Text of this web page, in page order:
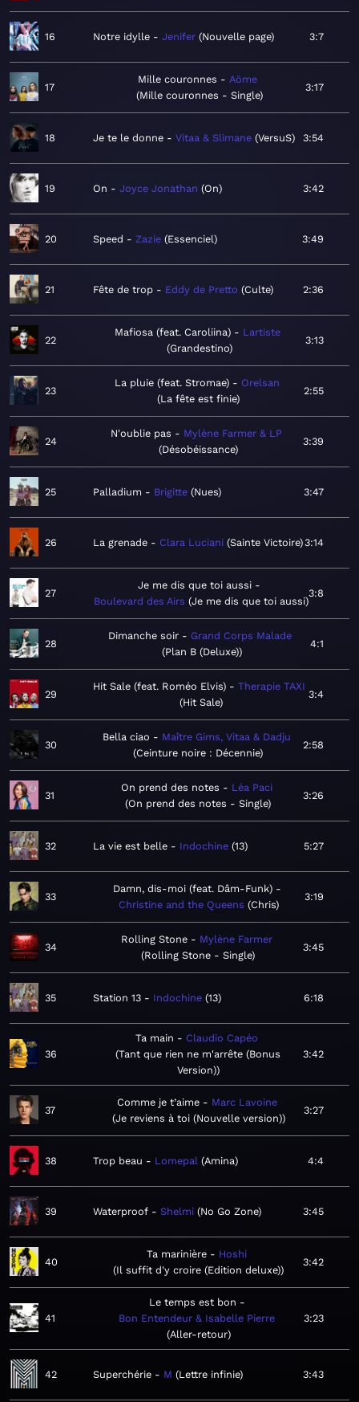
16 Notre idylle Jenifer Nouvelle page 3:7
17
Mille couronnes
Aöme
Mille couronnes - Single
3:17
18 Je te le donne Vitaa & Slimane VersuS 3:54
19 On Joyce Jonathan On 3:42
20 Speed Zazie Essenciel 3:49
21 Fête de trop Eddy de Pretto Culte 2:36
22
Mafiosa (feat. Caroliina)
Lartiste
Grandestino
3:13
23
La pluie (feat. Stromae)
Orelsan
La fête est finie
2:55
24
N'oublie pas
Mylène Farmer & LP
Désobéissance
3:39
25 Palladium Brigitte Nues 3:47
26 La grenade Clara Luciani Sainte Victoire 3:14
27
Je me dis que toi aussi
Boulevard des Airs Je me dis que toi aussi
3:8
28
Dimanche soir
Grand Corps Malade
Plan B (Deluxe)
4:1
29
Hit Sale (feat. Roméo Elvis)
Therapie TAXI
Hit Sale
3:4
30
Bella ciao
Maître Gims, Vitaa & Dadju
Ceinture noire : Décennie
2:58
31
On prend des notes
Léa Paci
On prend des notes - Single
3:26
32 La vie est belle Indochine 13 5:27
33
Damn, dis-moi (feat. Dâm-Funk)
Christine and the Queens
Chris
3:19
34
Rolling Stone
Mylène Farmer
Rolling Stone - Single
3:45
35 Station 13 Indochine 13 6:18
36
Ta main
Claudio Capéo
Tant que rien ne m'arrête (Bonus
Version)
3:42
37
Comme je t’aime
Marc Lavoine
Je reviens à toi (Nouvelle version)
3:27
38 Trop beau Lomepal Amina 4:4
39 Waterproof Shelmi No Go Zone 3:45
40
Ta marinière
Hoshi
Il suffit d'y croire (Edition deluxe)
3:42
41
Le temps est bon
Bon Entendeur & Isabelle Pierre
Aller-retour
3:23
42 Superchérie M Lettre infinie 3:43